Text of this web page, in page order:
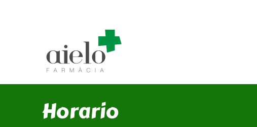
Horario